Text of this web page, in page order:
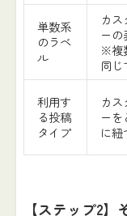
単数系
のラベ
ル
カ
ーの
※複
同じ
利用す
る投稿
タイプ
カ
ー
に
【ステップ2